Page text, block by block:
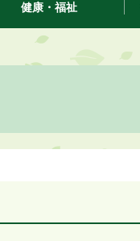
健康・福祉